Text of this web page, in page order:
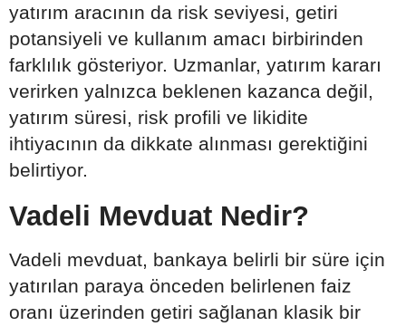
yatırım aracının da risk seviyesi, getiri
potansiyeli ve kullanım amacı birbirinden
farklılık gösteriyor. Uzmanlar, yatırım kararı
verirken yalnızca beklenen kazanca değil,
yatırım süresi, risk profili ve likidite
ihtiyacının da dikkate alınması gerektiğini
belirtiyor.
Vadeli Mevduat Nedir?
Vadeli mevduat, bankaya belirli bir süre için
yatırılan paraya önceden belirlenen faiz
oranı üzerinden getiri sağlanan klasik bir